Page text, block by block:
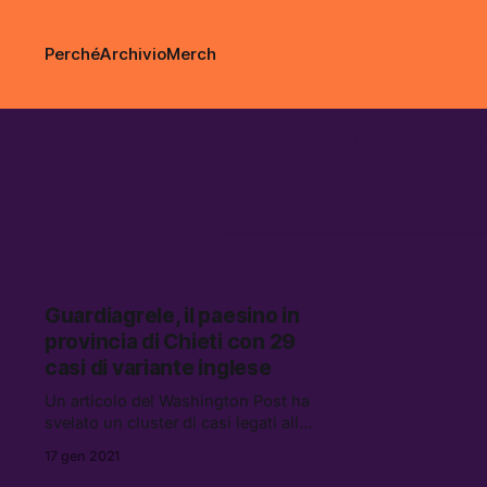
PerchéArchivioMerch
Guardiagrele, il paesino in
provincia di Chieti con 29
casi di variante inglese
Un articolo del Washington Post ha
svelato un cluster di casi legati alla
stampa italiana non sembra dare
17 gen 2021